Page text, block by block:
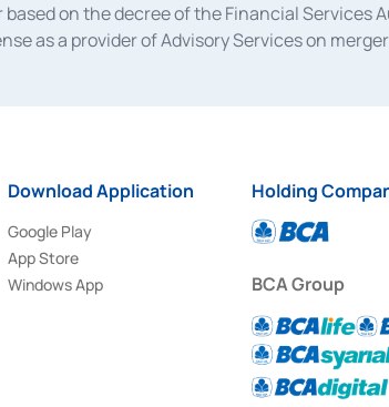
on the decree of the Financial Services
as a provider of Advisory Services on
dated February 28, 2014, a business
Download Application
Google Play
App Store
Windows App
Holding
BCA Group